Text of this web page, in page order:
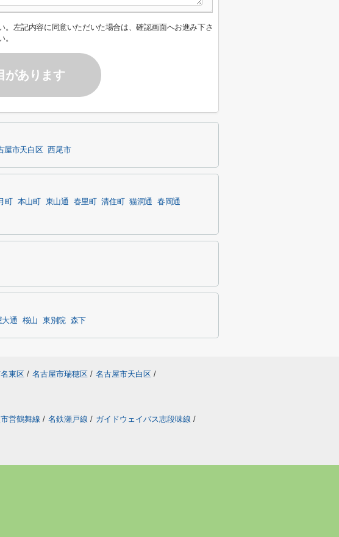
。左記内容に同意いただいた場合は、確認画面へお進み下さ
。
があります
屋市天白区 西尾市
町 本山町 東山通 春里町 清住町 猫洞通
春岡通
大通 桜山 東別院 森下
東区 / 名古屋市瑞穂区 / 名古屋市天白区 /
営鶴舞線 / 名鉄瀬戸線 / ガイドウェイバス志段味線 /